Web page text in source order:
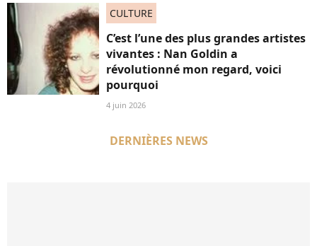
CULTURE
C’est l’une des plus grandes artistes
vivantes : Nan Goldin a
révolutionné mon regard, voici
pourquoi
4 juin 2026
DERNIÈRES NEWS